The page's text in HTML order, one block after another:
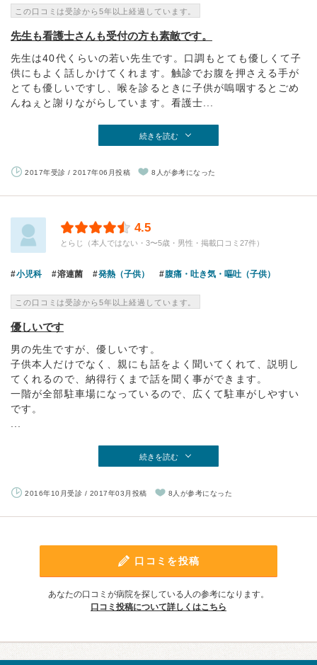
この口コミは受診から5年以上経過しています。
先生も看護士さんも受付の方も素敵です。
先生は40代くらいの若い先生です。口調もとても優しくて子
供にもよく話しかけてくれます。触診でお腹を押さえる手が
とても優しいですし、喉を診るときに子供が嗚咽するとごめ
んねぇと謝りながらしています。看護士...
続きを読む
2017年受診 / 2017年06月投稿 8人が参考になった
4.5
とらじ（本人ではない・3〜5歳・男性・掲載口コミ27件）
小児科 溶連菌 発熱（子供） 腹痛・吐き気・嘔吐（子供）
この口コミは受診から5年以上経過しています。
優しいです
男の先生ですが、優しいです。
子供本人だけでなく、親にも話をよく聞いてくれて、説明し
てくれるので、納得行くまで話を聞く事ができます。
一階が全部駐車場になっているので、広くて駐車がしやすい
です。
続きを読む
2016年10月受診 / 2017年03月投稿 8人が参考になった
口コミを投稿
あなたの口コミが病院を探している人の参考になります。
口コミ投稿について詳しくはこちら